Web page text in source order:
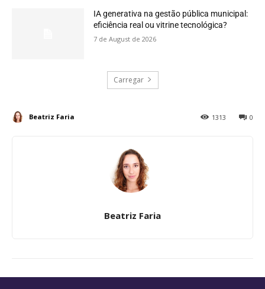
IA generativa na gestão pública municipal:
eficiência real ou vitrine tecnológica?
7 de August de 2026
Carregar
Beatriz Faria 0
1313
Beatriz Faria